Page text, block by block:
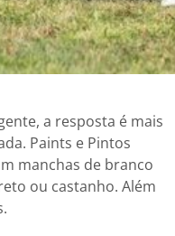
a resposta é mais
Paints e Pintos
manchas de branco
ou castanho. Além